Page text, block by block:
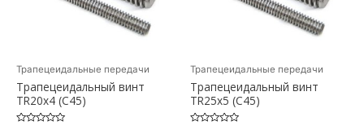
Трапецеидальные передачи
Трапецеидальный винт
TR20х4 (С45)
Трапецеидальные передачи
Трапецеидальный винт
TR25х5 (С45)